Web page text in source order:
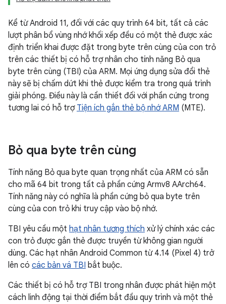
Kể từ Android 11, đối với các quy trình 64 bit, tất cả các
lượt phân bổ vùng nhớ khối xếp đều có một thẻ được xác
định triển khai được đặt trong byte trên cùng của con trỏ
trên các thiết bị có hỗ trợ nhân cho tính năng Bỏ qua
byte trên cùng (TBI) của ARM. Mọi ứng dụng sửa đổi thẻ
này sẽ bị chấm dứt khi thẻ được kiểm tra trong quá trình
giải phóng. Điều này là cần thiết đối với phần cứng trong
tương lai có hỗ trợ Tiện ích gắn thẻ bộ nhớ ARM (MTE).
Bỏ qua byte trên cùng
Tính năng Bỏ qua byte quan trọng nhất của ARM có sẵn
cho mã 64 bit trong tất cả phần cứng Armv8 AArch64.
Tính năng này có nghĩa là phần cứng bỏ qua byte trên
cùng của con trỏ khi truy cập vào bộ nhớ.
TBI yêu cầu một hạt nhân tương thích xử lý chính xác các
con trỏ được gắn thẻ được truyền từ không gian người
dùng. Các hạt nhân Android Common từ 4.14 (Pixel 4) trở
lên có các bản vá TBI bắt buộc.
Các thiết bị có hỗ trợ TBI trong nhân được phát hiện một
cách linh động tại thời điểm bắt đầu quy trình và một thẻ